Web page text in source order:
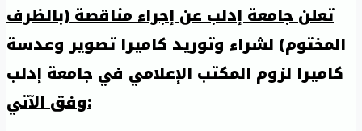
تعلن جامعة إدلب عن إجراء مناقصة (بالظرف
المختوم) لشراء وتوريد كاميرا تصوير وعدسة
كاميرا لزوم المكتب الإعلامي في جامعة إدلب
وفق الآتي: